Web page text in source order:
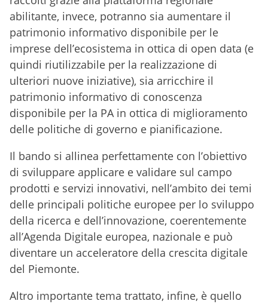
abilitante, invece, potranno sia aumentare il
patrimonio informativo disponibile per le
imprese dell’ecosistema in ottica di open data (e
quindi riutilizzabile per la realizzazione di
ulteriori nuove iniziative), sia arricchire il
patrimonio informativo di conoscenza
disponibile per la PA in ottica di miglioramento
delle politiche di governo e pianificazione.
Il bando si allinea perfettamente con l’obiettivo
di sviluppare applicare e validare sul campo
prodotti e servizi innovativi, nell’ambito dei temi
delle principali politiche europee per lo sviluppo
della ricerca e dell’innovazione, coerentemente
all’Agenda Digitale europea, nazionale e può
diventare un acceleratore della crescita digitale
del Piemonte.
Altro importante tema trattato, infine, è quello